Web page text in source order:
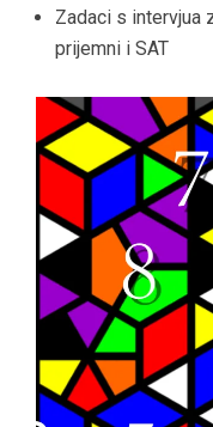
Zadaci s intervjua
prijemni i SAT